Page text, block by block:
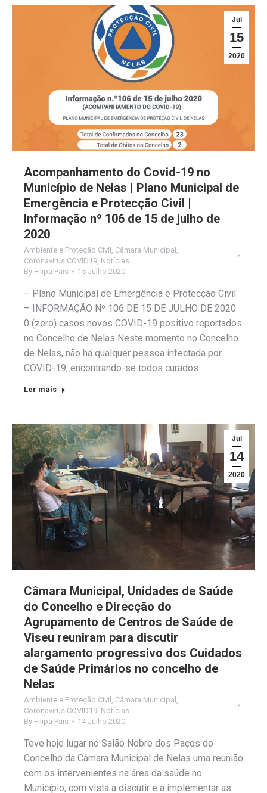
Jul
15
2020
Acompanhamento do Covid-19 no
Município de Nelas | Plano Municipal de
Emergência e Protecção Civil |
Informação nº 106 de 15 de julho de
2020
Ambiente e Proteção Civil Câmara Municipal
Coronavirus COVID19 Notícias
By Filipa Pais 15 Julho 2020
– Plano Municipal de Emergência e Protecção Civil
– INFORMAÇÃO Nº 106 DE 15 DE JULHO DE 2020
0 (zero) casos novos COVID-19 positivo reportados
no Concelho de Nelas Neste momento no Concelho
de Nelas, não há qualquer pessoa infectada por
COVID-19, encontrando-se todos curados.
Ler mais
Jul
14
2020
Câmara Municipal, Unidades de Saúde
do Concelho e Direcção do
Agrupamento de Centros de Saúde de
Viseu reuniram para discutir
alargamento progressivo dos Cuidados
de Saúde Primários no concelho de
Nelas
Ambiente e Proteção Civil , Câmara Municipal ,
Coronavirus COVID19, Notícias
By Filipa Pais 14 Julho 2020
Teve hoje lugar no Salão Nobre dos Paços do
Concelho da Câmara Municipal de Nelas uma reunião
com os intervenientes na área da saúde no
Município, com vista a discutir e a implementar as